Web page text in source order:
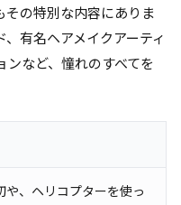
の特別な内容にありま
有名ヘアメイクアーティ
など、憧れのすべてを
、ヘリコプターを使っ